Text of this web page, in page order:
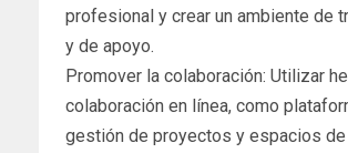
profesional y crear un ambiente de
y de apoyo.
Promover la colaboración: Utilizar
colaboración en línea, como
gestión de proyectos y espacios de